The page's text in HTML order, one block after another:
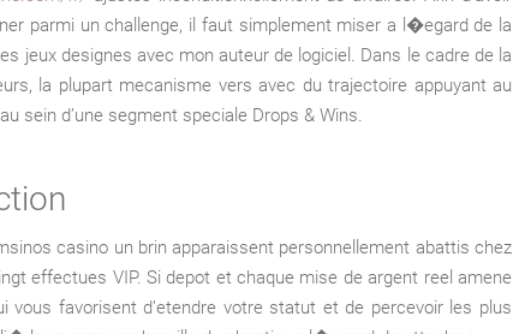
parmi un challenge, il faut simplement miser a l�egard de la
jeux designes avec mon auteur de logiciel. Dans le cadre de la
la plupart mecanisme vers avec du trajectoire appuyant au
sein d’une segment speciale Drops & Wins.
casino un brin apparaissent personnellement abattis chez
effectues VIP. Si depot et chaque mise de argent reel amene
vous favorisent d’etendre votre statut et de percevoir les plus